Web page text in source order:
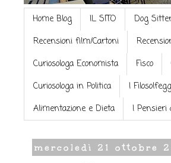
Home Blog IL SITO Dog
Recensioni film/Cartoni
Curiosologa Economista
Fisco
Curiosologa in Politica
I
Alimentazione e Dieta
I Pensieri
mercoledì 21 ottobre